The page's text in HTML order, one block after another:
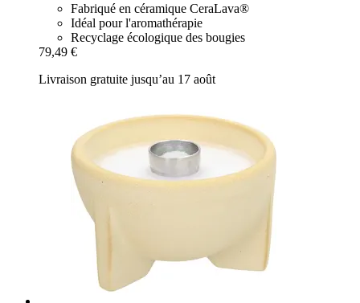
Fabriqué en céramique CeraLava®
Idéal pour l'aromathérapie
Recyclage écologique des bougies
79,49 €
Livraison gratuite jusqu’au 17 août